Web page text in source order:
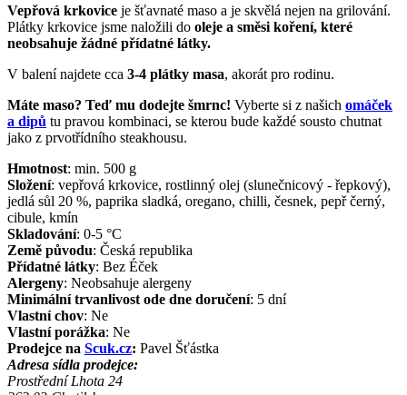
Vepřová krkovice je šťavnaté maso a je skvělá nejen na grilování.
Plátky krkovice jsme naložili do oleje a směsi koření, které
neobsahuje žádné přídatné látky.
V balení najdete cca 3-4 plátky masa, akorát pro rodinu.
Máte maso? Teď mu dodejte šmrnc! Vyberte si z našich omáček
a dipů tu pravou kombinaci, se kterou bude každé sousto chutnat
jako z prvotřídního steakhousu.
Hmotnost: min. 500 g
Složení: vepřová krkovice, rostlinný olej (slunečnicový - řepkový),
jedlá sůl 20 %, paprika sladká, oregano, chilli, česnek, pepř černý,
cibule, kmín
Skladování: 0-5 °C
Země původu: Česká republika
Přídatné látky: Bez Éček
Alergeny: Neobsahuje alergeny
Minimální trvanlivost ode dne doručení: 5 dní
Vlastní chov: Ne
Vlastní porážka: Ne
Prodejce na Scuk.cz: Pavel Šťástka
Adresa sídla prodejce:
Prostřední Lhota 24